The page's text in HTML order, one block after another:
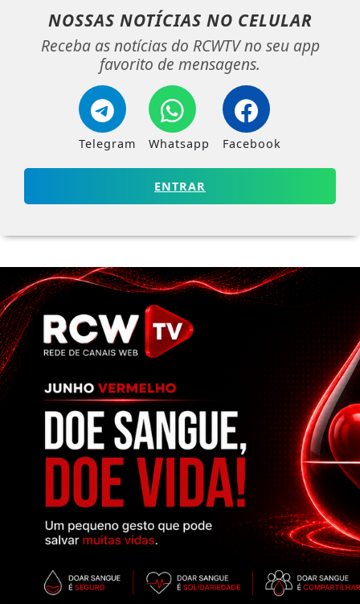
NOSSAS NOTÍCIAS NO CELULAR
Receba as notícias do RCWTV no seu app
favorito de mensagens.
Telegram Whatsapp Facebook
ENTRAR